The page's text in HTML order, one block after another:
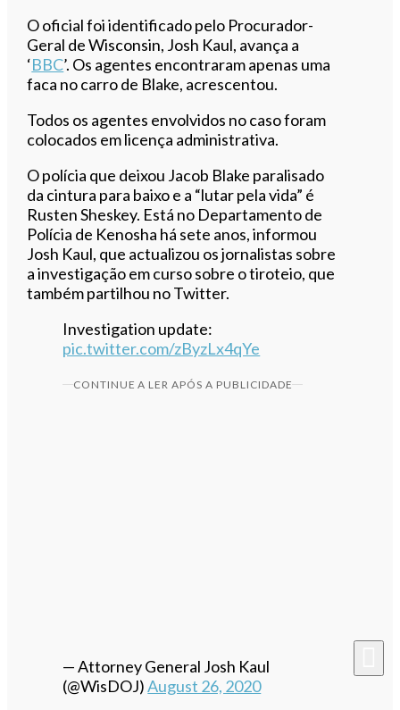
O oficial foi identificado pelo Procurador-
Geral de Wisconsin, Josh Kaul, avança a
‘BBC’. Os agentes encontraram apenas uma
faca no carro de Blake, acrescentou.
Todos os agentes envolvidos no caso foram
colocados em licença administrativa.
O polícia que deixou Jacob Blake paralisado
da cintura para baixo e a “lutar pela vida” é
Rusten Sheskey. Está no Departamento de
Polícia de Kenosha há sete anos, informou
Josh Kaul, que actualizou os jornalistas sobre
a investigação em curso sobre o tiroteio, que
também partilhou no Twitter.
Investigation update:
pic.twitter.com/zByzLx4qYe
CONTINUE A LER APÓS A PUBLICIDADE
— Attorney General Josh Kaul
(@WisDOJ)August 26, 2020